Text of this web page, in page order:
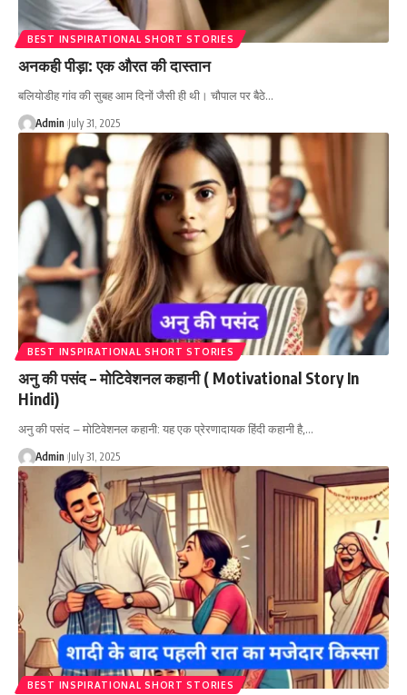
BEST INSPIRATIONAL SHORT STORIES
अनकही पीड़ा: एक औरत की दास्तान
बलियोडीह गांव की सुबह आम दिनों जैसी ही थी। चौपाल पर बैठे…
Admin July 31, 2025
BEST INSPIRATIONAL SHORT STORIES
अनु की पसंद – मोटिवेशनल कहानी ( Motivational Story In
Hindi)
अनु की पसंद – मोटिवेशनल कहानी: यह एक प्रेरणादायक हिंदी कहानी है,…
Admin July 31, 2025
BEST INSPIRATIONAL SHORT STORIES